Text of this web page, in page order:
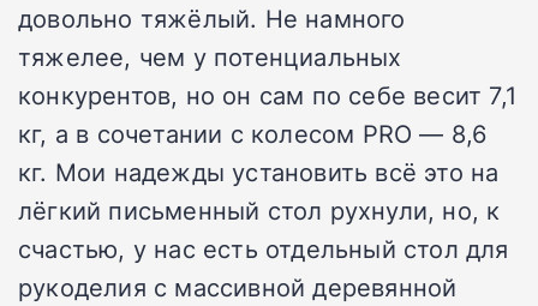
довольно тяжёлый. Не намного
тяжелее, чем у потенциальных
конкурентов, но он сам по себе весит 7,1
кг, а в сочетании с колесом PRO — 8,6
кг. Мои надежды установить всё это на
лёгкий письменный стол рухнули, но, к
счастью, у нас есть отдельный стол для
рукоделия с массивной деревянной